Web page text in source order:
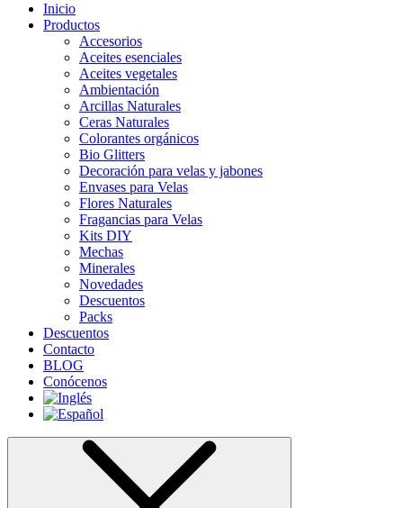
Inicio
Productos
Accesorios
Aceites esenciales
Aceites vegetales
Ambientación
Arcillas Naturales
Ceras Naturales
Colorantes orgánicos
Bio Glitters
Decoración para velas y jabones
Envases para Velas
Flores Naturales
Fragancias para Velas
Kits DIY
Mechas
Minerales
Novedades
Descuentos
Packs
Descuentos
Contacto
BLOG
Conócenos